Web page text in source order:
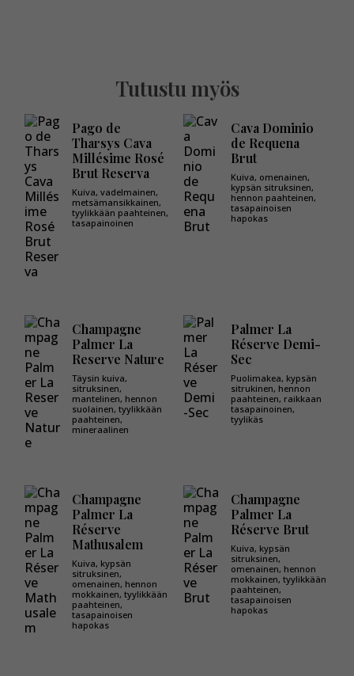
Tutustu myös
Pago de
Tharsys Cava
Millésime Rosé
Brut Reserva
Kuiva, vadelmainen,
metsämansikkainen,
tyylikkään paahteinen,
tasapainoinen
Cava Dominio
de Requena
Brut
Kuiva, omenainen,
kypsän sitruksinen,
hennon paahteinen,
tasapainoisen
hapokas
Champagne
Palmer La
Reserve Nature
Täysin kuiva,
sitruksinen,
mantelinen, hennon
suolainen, tyylikkään
paahteinen,
mineraalinen
Palmer La
Réserve Demi-
Sec
Puolimakea, kypsän
sitrukinen, hennon
paahteinen, raikkaan
tasapainoinen,
tyylikäs
Champagne
Palmer La
Réserve
Mathusalem
Kuiva, kypsän
sitruksinen,
omenainen, hennon
mokkainen, tyylikkään
paahteinen,
tasapainoisen
hapokas
Champagne
Palmer La
Réserve Brut
Kuiva, kypsän
sitruksinen,
omenainen, hennon
mokkainen, tyylikkään
paahteinen,
tasapainoisen
hapokas